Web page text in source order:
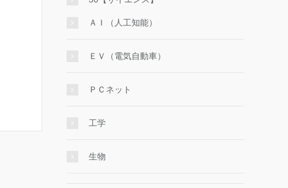
ＡＩ（人工知能）
ＥＶ（電気自動車）
ＰＣネット
工学
生物